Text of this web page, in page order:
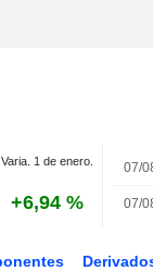
Varia. 1 de enero.
+6,94 %
07/
07/